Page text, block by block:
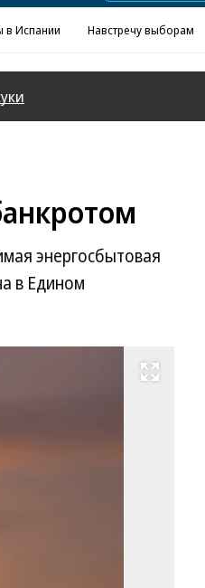
в Испании Навстречу выборам
энергосбытовая
в Едином
Развернуть на весь экран